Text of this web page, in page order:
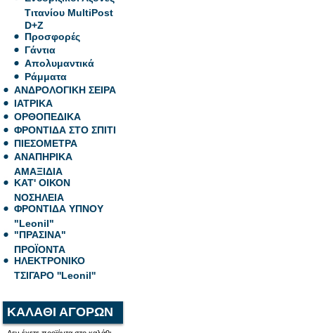
Τιτανίου MultiPost
D+Z
Προσφορές
Γάντια
Απολυμαντικά
Ράμματα
ΑΝΔΡΟΛΟΓΙΚΗ ΣΕΙΡΑ
ΙΑΤΡΙΚΑ
ΟΡΘΟΠΕΔΙΚΑ
ΦΡΟΝΤΙΔΑ ΣΤΟ ΣΠΙΤΙ
ΠΙΕΣΟΜΕΤΡΑ
ΑΝΑΠΗΡΙΚΑ
ΑΜΑΞΙΔΙΑ
ΚΑΤ' ΟΙΚΟΝ
ΝΟΣΗΛΕΙΑ
ΦΡΟΝΤΙΔΑ ΥΠΝΟΥ
"Leonil"
"ΠΡΑΣΙΝΑ"
ΠΡΟΪΟΝΤΑ
ΗΛΕΚΤΡΟΝΙΚΟ
ΤΣΙΓΑΡΟ ''Leonil''
ΚΑΛΑΘΙ ΑΓΟΡΩΝ